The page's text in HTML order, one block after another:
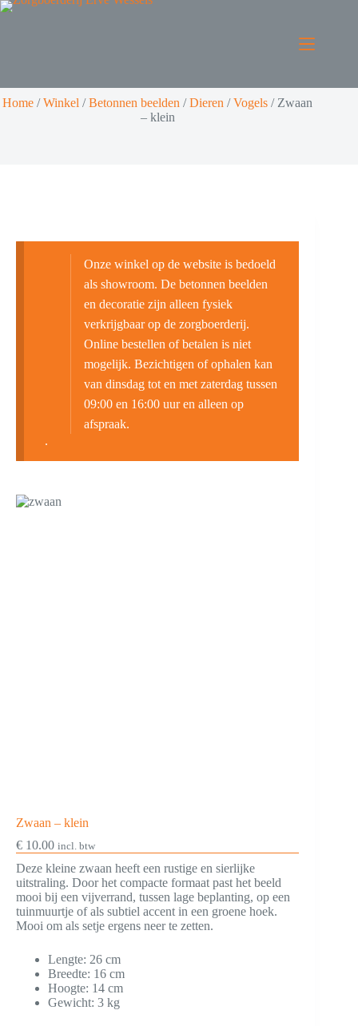
Home /Winkel /Betonnen beelden /Dieren /Vogels / Zwaan
– klein
Onze winkel op de website is bedoeld
als showroom. De betonnen beelden
en decoratie zijn alleen fysiek
verkrijgbaar op de zorgboerderij.
Online bestellen of betalen is niet
mogelijk. Bezichtigen of ophalen kan
van dinsdag tot en met zaterdag tussen
09:00 en 16:00 uur en alleen op
afspraak.
.
Zwaan – klein
€ 10.00 incl. btw
Deze kleine zwaan heeft een rustige en sierlijke
uitstraling. Door het compacte formaat past het beeld
mooi bij een vijverrand, tussen lage beplanting, op een
tuinmuurtje of als subtiel accent in een groene hoek.
Mooi om als setje ergens neer te zetten.
Lengte: 26 cm
Breedte: 16 cm
Hoogte: 14 cm
Gewicht: 3 kg